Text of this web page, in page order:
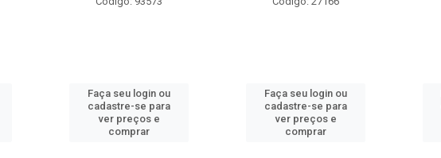
Faça seu login ou
cadastre-se para
ver preços e
comprar
Faça seu login ou
cadastre-se para
ver preços e
comprar